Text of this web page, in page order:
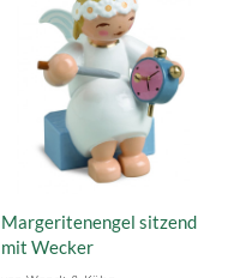
Margeritenengel sitzend
mit Wecker